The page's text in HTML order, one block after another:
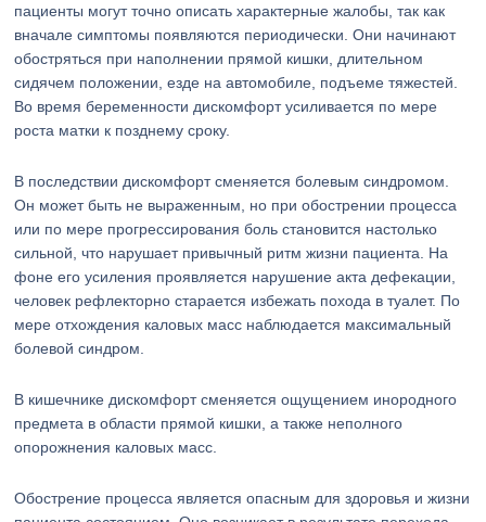
пациенты могут точно описать характерные жалобы, так как
вначале симптомы появляются периодически. Они начинают
обостряться при наполнении прямой кишки, длительном
сидячем положении, езде на автомобиле, подъеме тяжестей.
Во время беременности дискомфорт усиливается по мере
роста матки к позднему сроку.
В последствии дискомфорт сменяется болевым синдромом.
Он может быть не выраженным, но при обострении процесса
или по мере прогрессирования боль становится настолько
сильной, что нарушает привычный ритм жизни пациента. На
фоне его усиления проявляется нарушение акта дефекации,
человек рефлекторно старается избежать похода в туалет. По
мере отхождения каловых масс наблюдается максимальный
болевой синдром.
В кишечнике дискомфорт сменяется ощущением инородного
предмета в области прямой кишки, а также неполного
опорожнения каловых масс.
Обострение процесса является опасным для здоровья и жизни